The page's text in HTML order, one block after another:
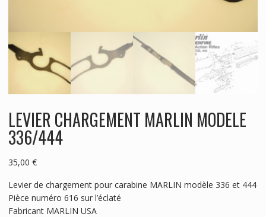
LEVIER CHARGEMENT MARLIN MODELE
336/444
35,00 €
Levier de chargement pour carabine MARLIN modèle 336 et 444
Pièce numéro 616 sur l’éclaté
Fabricant MARLIN USA